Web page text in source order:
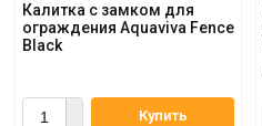
Калитка с замком для
ограждения Aquaviva Fence
Black
Купить